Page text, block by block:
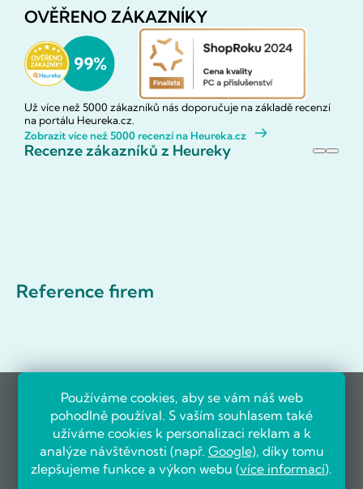
Používáme cookies, aby se vám náš web
pohodlně používal. S vaším souhlasem také
užíváme cookies k personalizaci reklam a k
analýze návštěvnosti (např. Google), díky tomu
zlepšujeme funkce a výkon webu (více informací).
OVĚŘENO ZÁKAZNÍKY
Už více než 5000 zákazníků nás doporučuje na základě recenzí
na portálu Heureka.cz.
Zobrazit více než 5000 recenzí na Heureka.cz
Recenze zákazníků z Heureky
Reference firem